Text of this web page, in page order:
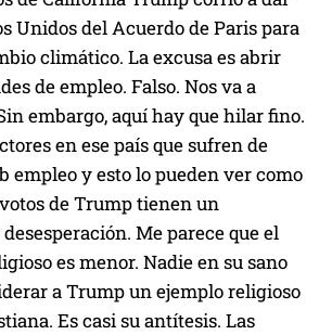
Unidos del Acuerdo de Paris para
climático. La excusa es abrir
de empleo. Falso. Nos va a
embargo, aquí hay que hilar fino.
en ese país que sufren de
empleo y esto lo pueden ver como
de Trump tienen un
Me parece que el
es menor. Nadie en su sano
a Trump un ejemplo religioso
Es casi su antítesis. Las